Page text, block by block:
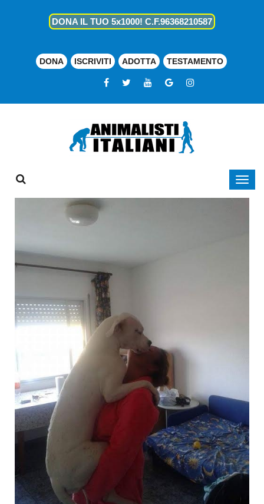
DONA IL TUO 5x1000! C.F.96368210587
DONA ISCRIVITI ADOTTA TESTAMENTO